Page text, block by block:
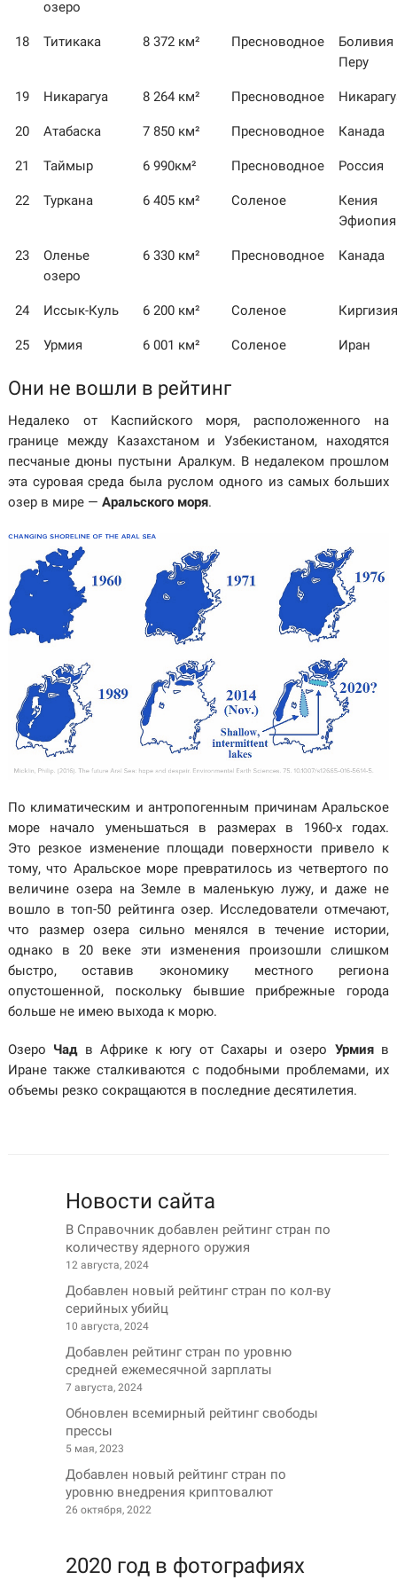
озеро
18 Титикака 8 372 км² Пресноводное
Боливия
Перу
19 Никарагуа 8 264 км² Пресноводное
20 Атабаска 7 850 км² Пресноводное Канада
21 Таймыр 6 990км² Пресноводное Россия
22 Туркана 6 405 км² Соленое
Кения
Эфиопия
23
Оленье
озеро
6 330 км² Пресноводное Канада
24 Иссык-Куль 6 200 км² Соленое Киргизия
25 Урмия 6 001 км² Соленое Иран
Они не вошли в рейтинг
Недалеко от Каспийского моря, расположенного на
границе между Казахстаном и Узбекистаном, находятся
песчаные дюны пустыни Аралкум. В недалеком прошлом
эта суровая среда была руслом одного из самых больших
озер в мире — Аральского моря.
По климатическим и антропогенным причинам Аральское
море начало уменьшаться в размерах в 1960-х годах.
Это резкое изменение площади поверхности привело к
тому, что Аральское море превратилось из четвертого по
величине озера на Земле в маленькую лужу, и даже не
вошло в топ-50 рейтинга озер. Исследователи отмечают,
что размер озера сильно менялся в течение истории,
однако в 20 веке эти изменения произошли слишком
быстро, оставив экономику местного региона
опустошенной, поскольку бывшие прибрежные города
больше не имею выхода к морю.
Озеро Чадв Африке к югу от Сахары и озеро Урмияв
Иране также сталкиваются с подобными проблемами, их
объемы резко сокращаются в последние десятилетия.
Новости сайта
В Справочник добавлен рейтинг стран по
количеству ядерного оружия
12 августа, 2024
Добавлен новый рейтинг стран по кол-ву
серийных убийц
10 августа, 2024
Добавлен рейтинг стран по уровню
средней ежемесячной зарплаты
7 августа, 2024
Обновлен всемирный рейтинг свободы
прессы
5 мая, 2023
Добавлен новый рейтинг стран по
уровню внедрения криптовалют
26 октября, 2022
2020 год в фотографиях